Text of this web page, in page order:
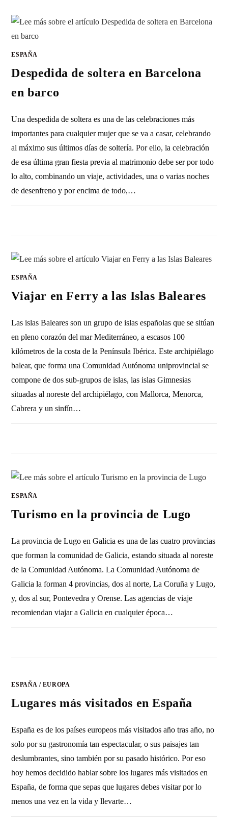
ESPAÑA
Despedida de soltera en Barcelona
en barco
Una despedida de soltera es una de las celebraciones más
importantes para cualquier mujer que se va a casar, celebrando
al máximo sus últimos días de soltería. Por ello, la celebración
de esa última gran fiesta previa al matrimonio debe ser por todo
lo alto, combinando un viaje, actividades, una o varias noches
de desenfreno y por encima de todo,…
ESPAÑA
Viajar en Ferry a las Islas Baleares
Las islas Baleares son un grupo de islas españolas que se sitúan
en pleno corazón del mar Mediterráneo, a escasos 100
kilómetros de la costa de la Península Ibérica. Este archipiélago
balear, que forma una Comunidad Autónoma uniprovincial se
compone de dos sub-grupos de islas, las islas Gimnesias
situadas al noreste del archipiélago, con Mallorca, Menorca,
Cabrera y un sinfín…
ESPAÑA
Turismo en la provincia de Lugo
La provincia de Lugo en Galicia es una de las cuatro provincias
que forman la comunidad de Galicia, estando situada al noreste
de la Comunidad Autónoma. La Comunidad Autónoma de
Galicia la forman 4 provincias, dos al norte, La Coruña y Lugo,
y, dos al sur, Pontevedra y Orense. Las agencias de viaje
recomiendan viajar a Galicia en cualquier época…
ESPAÑA / EUROPA
Lugares más visitados en España
España es de los países europeos más visitados año tras año, no
solo por su gastronomía tan espectacular, o sus paisajes tan
deslumbrantes, sino también por su pasado histórico. Por eso
hoy hemos decidido hablar sobre los lugares más visitados en
España, de forma que sepas que lugares debes visitar por lo
menos una vez en la vida y llevarte…